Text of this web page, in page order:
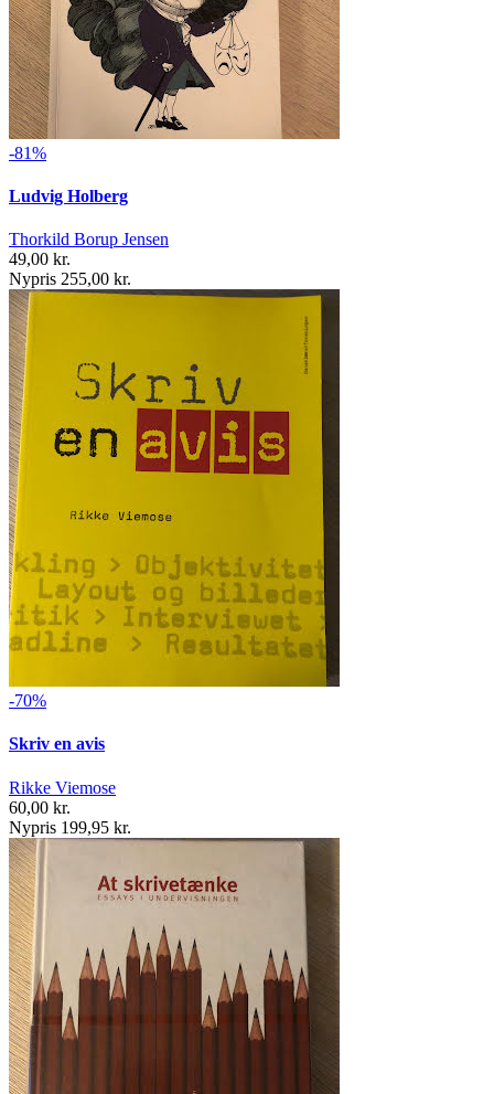
-81%
Ludvig Holberg
Thorkild Borup Jensen
49,00 kr.
Nypris 255,00 kr.
-70%
Skriv en avis
Rikke Viemose
60,00 kr.
Nypris 199,95 kr.